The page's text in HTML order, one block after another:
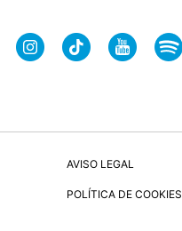
AVISO LEGAL
POLÍTICA DE COOKIES